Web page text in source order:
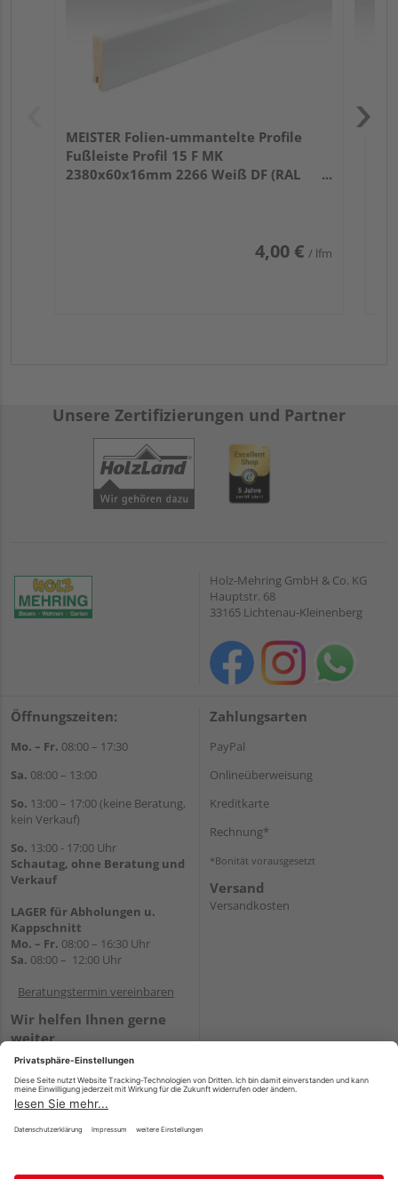
MEISTER Folien-ummantelte Profile
Fußleiste Profil 15 F MK
2380x60x16mm 2266 Weiß DF (RAL
4,00 € / lfm
Unsere Zertifizierungen und Partner
Holz-Mehring GmbH & Co. KG
Hauptstr. 68
33165 Lichtenau-Kleinenberg
Öffnungszeiten:
Mo. – Fr. 08:00 – 17:30
Sa. 08:00 – 13:00
So. 13:00 – 17:00 (keine Beratung,
kein Verkauf)
So. 13:00 - 17:00 Uhr
Schautag, ohne Beratung und
Verkauf
LAGER für Abholungen u.
Kappschnitt
Mo. – Fr. 08:00 – 16:30 Uhr
Sa. 08:00 – 12:00 Uhr
Beratungstermin vereinbaren
Wir helfen Ihnen gerne
weiter
Tel.:+49 5647 94660
WhatsApp
Zahlungsarten
PayPal
Onlineüberweisung
Kreditkarte
Rechnung*
*Bonität vorausgesetzt
Versand
Versandkosten
Impressum AGB Widerruf Datenschutz